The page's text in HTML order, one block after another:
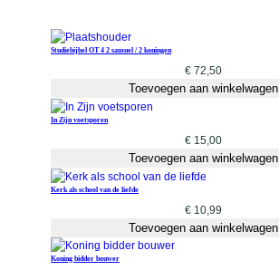
Studiebijbel OT 4 2 samuel / 2 koningen
€72,50
Toevoegen aan winkelwagen
In Zijn voetsporen
€15,00
Toevoegen aan winkelwagen
Kerk als school van de liefde
€10,99
Toevoegen aan winkelwagen
Koning bidder bouwer